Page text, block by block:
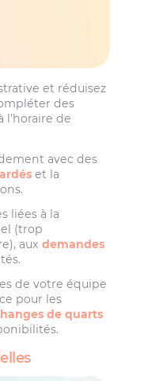
et réduisez
des
l’horaire de
avec des
et la
liées à la
(trop
auxdemandes
de votre équipe
pour les
de quarts